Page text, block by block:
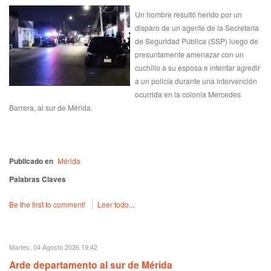
Un hombre resultó herido por un
disparo de un agente de la Secretaría
de Seguridad Pública (SSP) luego de
presuntamente amenazar con un
cuchillo a su esposa e intentar agredir
a un policía durante una intervención
ocurrida en la colonia Mercedes
Barrera, al sur de Mérida.
Publicado en Mérida
Palabras Claves
Be the first to comment! Leer todo...
Martes, 04 Agosto 2026 19:42
Arde departamento al sur de Mérida